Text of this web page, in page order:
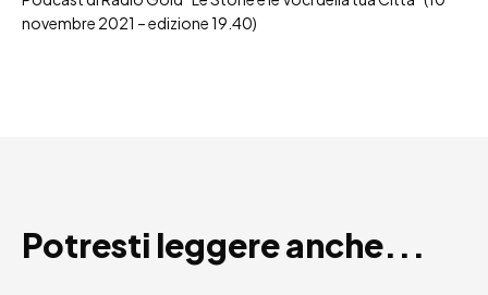
novembre 2021 – edizione 19.40)
Potresti leggere anche...